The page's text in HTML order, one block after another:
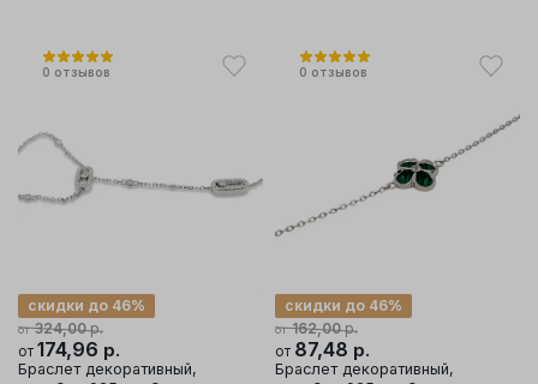
0 отзывов
от 324,00р.
скидки до 46%
от 174,96 р.
Браслет декоративный,
0 отзывов
от 162,00р.
скидки до 46%
от 87,48 р.
Браслет декоративный,